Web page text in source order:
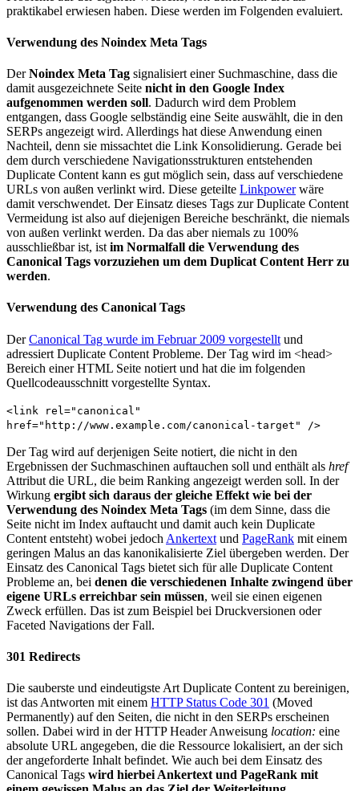
praktikabel erwiesen haben. Diese werden im Folgenden evaluiert.
Verwendung des Noindex Meta Tags
DerNoindex Meta Tag signalisiert einer Suchmaschine, dass die
damit ausgezeichnete Seite nicht in den Google Index
aufgenommen werden soll. Dadurch wird dem Problem
entgangen, dass Google selbständig eine Seite auswählt, die in den
SERPs angezeigt wird. Allerdings hat diese Anwendung einen
Nachteil, denn sie missachtet die Link Konsolidierung. Gerade bei
dem durch verschiedene Navigationsstrukturen entstehenden
Duplicate Content kann es gut möglich sein, dass auf verschiedene
URLs von außen verlinkt wird. Diese geteilte Linkpowerwäre
damit verschwendet. Der Einsatz dieses Tags zur Duplicate Content
Vermeidung ist also auf diejenigen Bereiche beschränkt, die niemals
von außen verlinkt werden. Da das aber niemals zu 100%
ausschließbar ist, ist im Normalfall die Verwendung des
Canonical Tags vorzuziehen um dem Duplicat Content Herr zu
werden.
Verwendung des Canonical Tags
DerCanonical Tag wurde im Februar 2009 vorgestellt und
adressiert Duplicate Content Probleme. Der Tag wird im <head>
Bereich einer HTML Seite notiert und hat die im folgenden
Quellcodeausschnitt vorgestellte Syntax.
<link rel="canonical"
href="http://www.example.com/canonical-target" />
Der Tag wird auf derjenigen Seite notiert, die nicht in den
Ergebnissen der Suchmaschinen auftauchen soll und enthält als href
Attribut die URL, die beim Ranking angezeigt werden soll. In der
Wirkung ergibt sich daraus der gleiche Effekt wie bei der
Verwendung des Noindex Meta Tags (im dem Sinne, dass die
Seite nicht im Index auftaucht und damit auch kein Duplicate
Content entsteht) wobei jedoch Ankertext und PageRank mit einem
geringen Malus an das kanonikalisierte Ziel übergeben werden. Der
Einsatz des Canonical Tags bietet sich für alle Duplicate Content
Probleme an, bei denen die verschiedenen Inhalte zwingend über
eigene URLs erreichbar sein müssen, weil sie einen eigenen
Zweck erfüllen. Das ist zum Beispiel bei Druckversionen oder
Faceted Navigations der Fall.
301 Redirects
Die sauberste und eindeutigste Art Duplicate Content zu bereinigen,
ist das Antworten mit einem HTTP Status Code 301 (Moved
Permanently) auf den Seiten, die nicht in den SERPs erscheinen
sollen. Dabei wird in der HTTP Header Anweisung location: eine
absolute URL angegeben, die die Ressource lokalisiert, an der sich
der angeforderte Inhalt befindet. Wie auch bei dem Einsatz des
Canonical Tags wird hierbei Ankertext und PageRank mit